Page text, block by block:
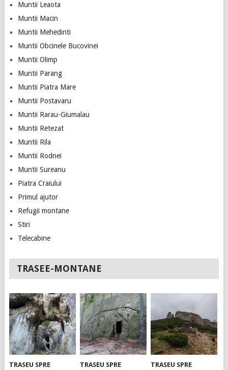
Muntii Leaota
Muntii Macin
Muntii Mehedinti
Muntii Obcinele Bucovinei
Muntii Olimp
Muntii Parang
Muntii Piatra Mare
Muntii Postavaru
Muntii Rarau-Giumalau
Muntii Retezat
Muntii Rila
Muntii Rodnei
Muntii Sureanu
Piatra Craiului
Primul ajutor
Refugii montane
Stiri
Telecabine
TRASEE-MONTANE
TRASEU SPRE TRASEU SPRE TRASEU SPRE